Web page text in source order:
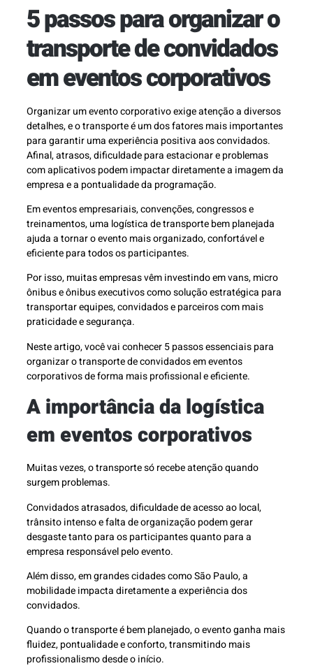
5 passos para organizar o
transporte de convidados
em eventos corporativos
Organizar um evento corporativo exige atenção a diversos
detalhes, e o transporte é um dos fatores mais importantes
para garantir uma experiência positiva aos convidados.
Afinal, atrasos, dificuldade para estacionar e problemas
com aplicativos podem impactar diretamente a imagem da
empresa e a pontualidade da programação.
Em eventos empresariais, convenções, congressos e
treinamentos, uma logística de transporte bem planejada
ajuda a tornar o evento mais organizado, confortável e
eficiente para todos os participantes.
Por isso, muitas empresas vêm investindo em vans, micro
ônibus e ônibus executivos como solução estratégica para
transportar equipes, convidados e parceiros com mais
praticidade e segurança.
Neste artigo, você vai conhecer 5 passos essenciais para
organizar o transporte de convidados em eventos
corporativos de forma mais profissional e eficiente.
A importância da logística
em eventos corporativos
Muitas vezes, o transporte só recebe atenção quando
surgem problemas.
Convidados atrasados, dificuldade de acesso ao local,
trânsito intenso e falta de organização podem gerar
desgaste tanto para os participantes quanto para a
empresa responsável pelo evento.
Além disso, em grandes cidades como São Paulo, a
mobilidade impacta diretamente a experiência dos
convidados.
Quando o transporte é bem planejado, o evento ganha mais
fluidez, pontualidade e conforto, transmitindo mais
profissionalismo desde o início.